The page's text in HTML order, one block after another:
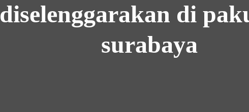
diselenggarakan di
surabaya